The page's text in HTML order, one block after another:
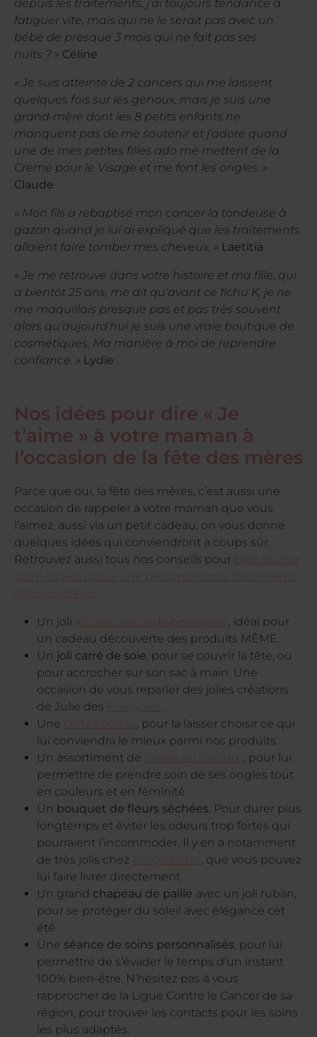
depuis les traitements, j’ai toujours tendance à
fatiguer vite, mais qui ne le serait pas avec un
bébé de presque 3 mois qui ne fait pas ses
nuits ? » Céline
« Je suis atteinte de 2 cancers qui me laissent
quelques fois sur les genoux, mais je suis une
grand-mère dont les 8 petits enfants ne
manquent pas de me soutenir et j’adore quand
une de mes petites filles ado me mettent de la
Crème pour le Visage et me font les ongles. »
Claude
« Mon fils a rebaptisé mon cancer la tondeuse à
gazon quand je lui ai expliqué que les traitements
allaient faire tomber mes cheveux. » Laetitia
« Je me retrouve dans votre histoire et ma fille, qui
a bientôt 25 ans, me dit qu’avant ce fichu K, je ne
me maquillais presque pas et pas très souvent
alors qu’aujourd’hui je suis une vraie boutique de
cosmétiques. Ma manière à moi de reprendre
confiance. » Lydie
Nos idées pour dire « Je
t’aime » à votre maman à
l’occasion de la fête des mères
Parce que oui, la fête des mères, c’est aussi une
occasion de rappeler à votre maman que vous
l’aimez, aussi via un petit cadeau, on vous donne
quelques idées qui conviendront à coups sûr.
Retrouvez aussi tous nos conseils pour bien choisir
votre cadeau pour une personne sous traitements
anticancéreux.
Un joli kit avec nos indispensables , idéal pour
un cadeau découverte des produits MÊME.
Un joli carré de soie, pour se couvrir la tête, ou
pour accrocher sur son sac à main. Une
occasion de vous reparler des jolies créations
de Julie des Franjynes .
Une
carte cadeau, pour la laisser choisir ce qui
lui conviendra le mieux parmi nos produits.
Un assortiment de Vernis au Silicium , pour lui
permettre de prendre soin de ses ongles tout
en couleurs et en féminité.
Un bouquet de fleurs séchées. Pour durer plus
longtemps et éviter les odeurs trop fortes qui
pourraient l’incommoder. Il y en a notamment
de très jolis chez Bergamotte , que vous pouvez
lui faire livrer directement.
Un grand chapeau de paille avec un joli ruban,
pour se protéger du soleil avec élégance cet
été.
Une séance de soins personnalisés, pour lui
permettre de s’évader le temps d’un instant
100% bien-être. N’hésitez pas à vous
rapprocher de la Ligue Contre le Cancer de sa
région, pour trouver les contacts pour les soins
les plus adaptés.